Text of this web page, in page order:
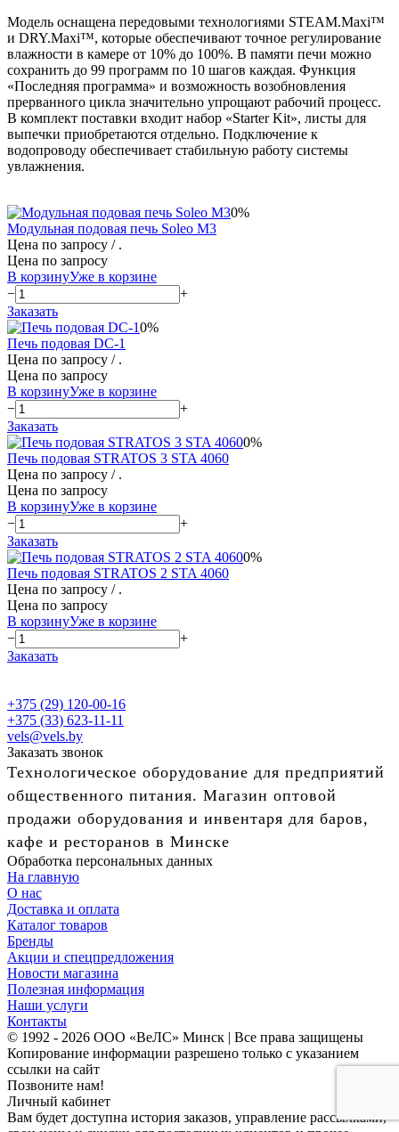
Модель оснащена передовыми технологиями STEAM.Maxi™
и DRY.Maxi™, которые обеспечивают точное регулирование
влажности в камере от 10% до 100%. В памяти печи можно
сохранить до 99 программ по 10 шагов каждая. Функция
«Последняя программа» и возможность возобновления
прерванного цикла значительно упрощают рабочий процесс.
В комплект поставки входит набор «Starter Kit», листы для
выпечки приобретаются отдельно. Подключение к
водопроводу обеспечивает стабильную работу системы
увлажнения.
0%
Модульная подовая печь Soleo M3
Цена по запросу / .
Цена по запросу
В корзинуУже в корзине
−
+
Заказать
0%
Печь подовая DC-1
Цена по запросу / .
Цена по запросу
В корзинуУже в корзине
−
+
Заказать
0%
Печь подовая STRATOS 3 STA 4060
Цена по запросу / .
Цена по запросу
В корзинуУже в корзине
−
+
Заказать
0%
Печь подовая STRATOS 2 STA 4060
Цена по запросу / .
Цена по запросу
В корзинуУже в корзине
−
+
Заказать
+375 (29) 120-00-16
+375 (33) 623-11-11
vels@vels.by
Заказать звонок
Технологическое оборудование для предприятий
общественного питания. Магазин оптовой
продажи оборудования и инвентаря для баров,
кафе и ресторанов в Минске
Обработка персональных данных
На главную
О нас
Доставка и оплата
Каталог товаров
Бренды
Акции и спецпредложения
Новости магазина
Полезная информация
Наши услуги
Контакты
© 1992 - 2026 ООО «ВеЛС» Минск | Все права защищены
Копирование информации разрешено только с указанием
ссылки на сайт
Позвоните нам!
Личный кабинет
Вам будет доступна история заказов, управление рассылками,